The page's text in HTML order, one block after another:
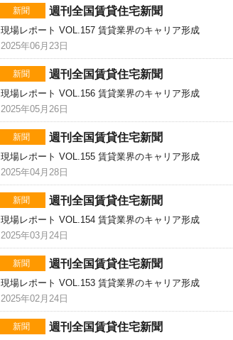
新聞 週刊全国賃貸住宅新聞
現場レポート VOL.157 賃貸業界のキャリア形成
2025年06月23日
新聞 週刊全国賃貸住宅新聞
現場レポート VOL.156 賃貸業界のキャリア形成
2025年05月26日
新聞 週刊全国賃貸住宅新聞
現場レポート VOL.155 賃貸業界のキャリア形成
2025年04月28日
新聞 週刊全国賃貸住宅新聞
現場レポート VOL.154 賃貸業界のキャリア形成
2025年03月24日
新聞 週刊全国賃貸住宅新聞
現場レポート VOL.153 賃貸業界のキャリア形成
2025年02月24日
新聞 週刊全国賃貸住宅新聞